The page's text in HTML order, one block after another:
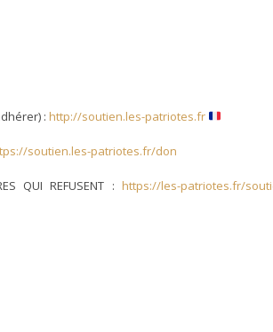
: http://soutien.les-patriotes.fr
soutien.les-patriotes.fr/don
QUI REFUSENT : https://les-patriotes.fr/